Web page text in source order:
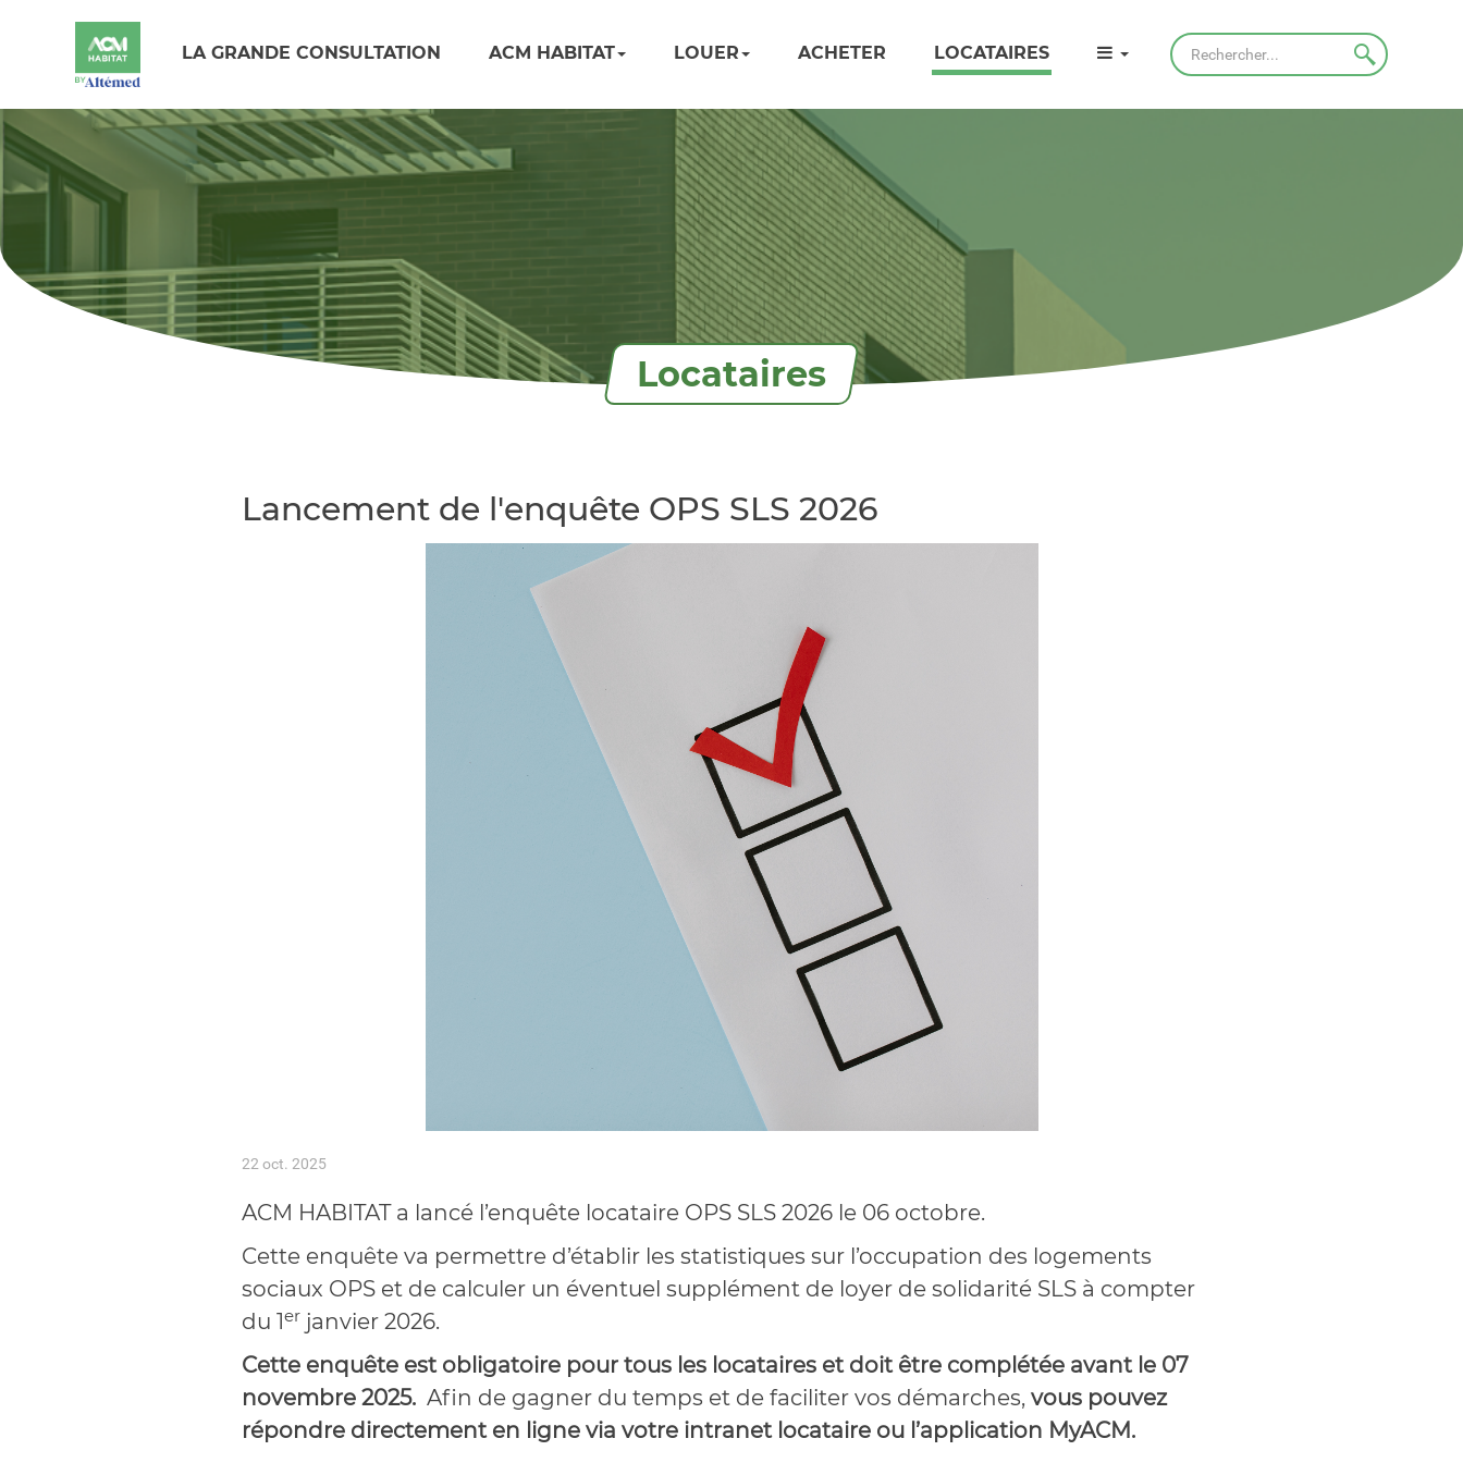
LA GRANDE CONSULTATION ACM HABITAT LOUER ACHETER LOCATAIRES Rechercher
Locataires
Lancement de l'enquête OPS SLS 2026
22 oct. 2025
ACM HABITAT a lancé l’enquête locataire OPS SLS 2026 le 06 octobre.
Cette enquête va permettre d’établir les statistiques sur l’occupation des logements
sociaux OPS et de calculer un éventuel supplément de loyer de solidarité SLS à compter
du 1er janvier 2026.
Cette enquête est obligatoire pour tous les locataires et doit être complétée avant le 07
novembre 2025. Afin de gagner du temps et de faciliter vos démarches, vous pouvez
répondre directement en ligne via votre intranet locataire ou l’application MyACM.